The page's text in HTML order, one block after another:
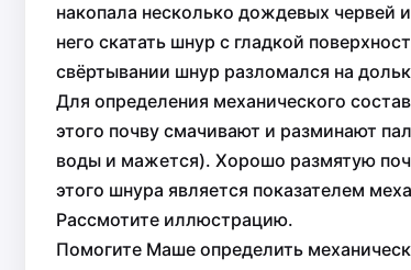
накопала несколько дождевых червей
него скатать шнур с гладкой
свёртывании шнур разломался на
Для определения механического
этого почву смачивают и разминают
воды и мажется). Хорошо размятую
этого шнура является показателем
Рассмотите иллюстрацию.
Помогите Маше определить